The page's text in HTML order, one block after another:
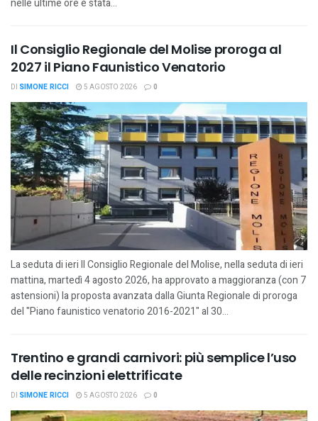
nelle ultime ore è stata...
Il Consiglio Regionale del Molise proroga al
2027 il Piano Faunistico Venatorio
DI SIMONE RICCI 5 AGOSTO 2026 0
La seduta di ieri Il Consiglio Regionale del Molise, nella seduta di ieri
mattina, martedì 4 agosto 2026, ha approvato a maggioranza (con 7
astensioni) la proposta avanzata dalla Giunta Regionale di proroga
del "Piano faunistico venatorio 2016-2021" al 30...
Trentino e grandi carnivori: più semplice l’uso
delle recinzioni elettrificate
DI SIMONE RICCI 5 AGOSTO 2026 0